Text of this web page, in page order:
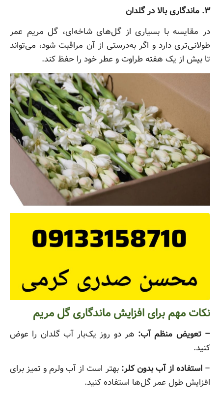
۳. ماندگاری بالا در گلدان
در مقایسه با بسیاری از گل‌های شاخه‌ای، گل مریم عمر
طولانی‌تری دارد و اگر به‌درستی از آن مراقبت شود، می‌تواند
تا بیش از یک هفته طراوت و عطر خود را حفظ کند.
نکات مهم برای افزایش ماندگاری گل مریم
– تعویض منظم آب: هر دو روز یک‌بار آب گلدان را عوض
کنید.
–استفاده از آب بدون کلر: بهتر است از آب ولرم و تمیز برای
افزایش طول عمر گل‌ها استفاده کنید.